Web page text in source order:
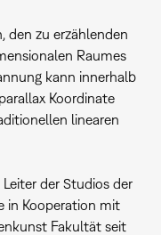
den zu erzählenden
Raumes
kann innerhalb
Koordinate
linearen
der Studios der
in Kooperation mit
Fakultät seit